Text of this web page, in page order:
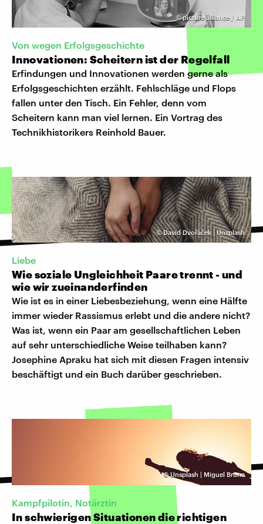
©picture alliance / AP
Von wegen Erfolgsgeschichte
Innovationen: Scheitern ist der Regelfall
Erfindungen und Innovationen werden gerne als
Erfolgsgeschichten erzählt. Fehlschläge und Flops
fallen unter den Tisch. Ein Fehler, denn vom
Scheitern kann man viel lernen. Ein Vortrag des
Technikhistorikers Reinhold Bauer.
©David Dvořáček | Unsplash
Liebe
Wie soziale Ungleichheit Paare trennt - und
wie wir zueinanderfinden
Wie ist es in einer Liebesbeziehung, wenn eine Hälfte
immer wieder Rassismus erlebt und die andere nicht?
Was ist, wenn ein Paar am gesellschaftlichen Leben
auf sehr unterschiedliche Weise teilhaben kann?
Josephine Apraku hat sich mit diesen Fragen intensiv
beschäftigt und ein Buch darüber geschrieben.
©Unsplash | Miguel Bruna
Kampfpilotin, Notärztin
In schwierigen Situationen die richtigen